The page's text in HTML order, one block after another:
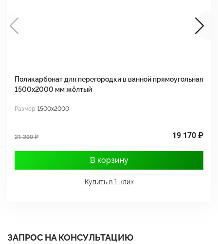
Поликарбонат для перегородки в ванной прямоугольная
1500х2000 мм жёлтый
Размер 1500x2000
21 300 ₽ 19 170 ₽
В корзину
Купить в 1 клик
ЗАПРОС НА КОНСУЛЬТАЦИЮ